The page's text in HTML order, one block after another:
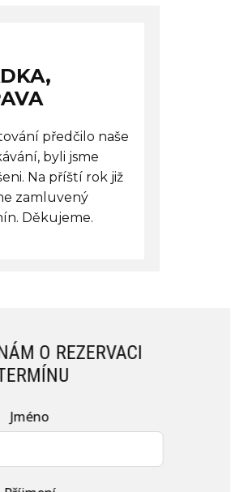
předčilo naše
byli jsme
Na příští rok již
zamluvený
Děkujeme.
O REZERVACI
Jméno